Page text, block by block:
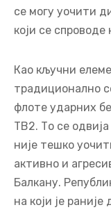
се могу уочити
који се спроводе
Као кључни
традиционално
флоте ударних
TB2. То се
није тешко
активно и
Балкану.
на који је